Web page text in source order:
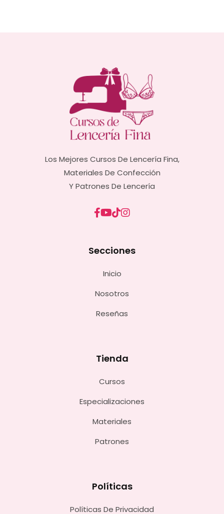
Los Mejores Cursos De Lencería Fina,
Materiales De Confección
Y Patrones De Lencería
Secciones
Inicio
Nosotros
Reseñas
Tienda
Cursos
Especializaciones
Materiales
Patrones
Políticas
Políticas De Privacidad